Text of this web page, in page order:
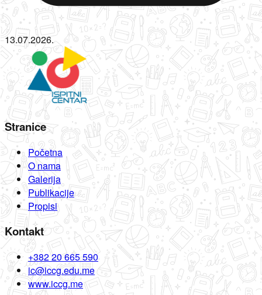
13.07.2026.
Stranice
Početna
O nama
Galerija
Publikacije
Propisi
Kontakt
+382 20 665 590
ic@iccg.edu.me
www.iccg.me